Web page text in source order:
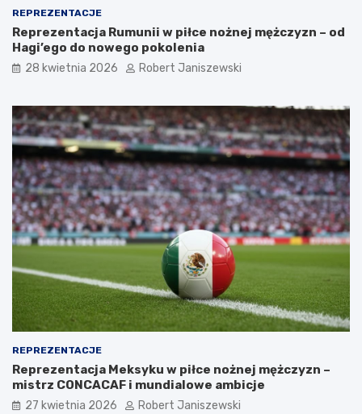
REPREZENTACJE
Reprezentacja Rumunii w piłce nożnej mężczyzn – od
Hagi’ego do nowego pokolenia
28 kwietnia 2026 Robert Janiszewski
REPREZENTACJE
Reprezentacja Meksyku w piłce nożnej mężczyzn –
mistrz CONCACAF i mundialowe ambicje
27 kwietnia 2026 Robert Janiszewski